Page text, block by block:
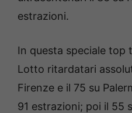
estrazioni.
In questa speciale top
Lotto ritardatari
Firenze e il 75 su
91 estrazioni; poi il 55